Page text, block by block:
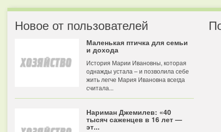
Новое от пользователей
Маленькая птичка для семьи
и дохода
История Марии Ивановны, которая
однажды устала – и позволила себе
жить легче Мария Ивановна всегда
считала...
Нариман Джемилев: «40
тысяч саженцев в 16 лет —
эт...